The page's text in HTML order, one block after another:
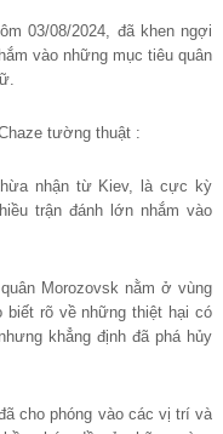
03/08/2024, đã khen ngợi
vào những mục tiêu quân
tường thuật :
nhận từ Kiev, là cực kỳ
trận đánh lớn nhắm vào
Morozovsk nằm ở vùng
biết rõ về những thiệt hại có
khẳng định đã phá hủy
cho phóng vào các vị trí và